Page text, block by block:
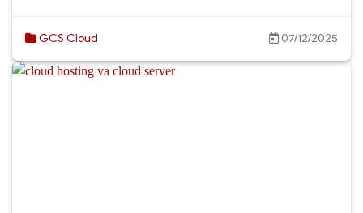
GCS Cloud 07/12/2025